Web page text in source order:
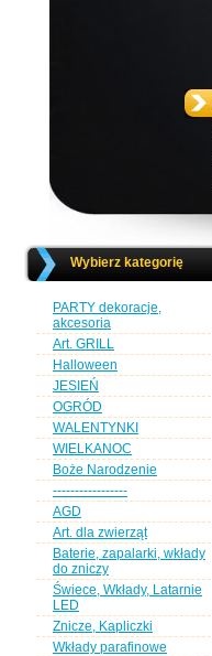
Wybierz kategorię
PARTY dekoracje,
akcesoria
Art. GRILL
Halloween
JESIEŃ
OGRÓD
WALENTYNKI
WIELKANOC
Boże Narodzenie
-----------------
AGD
Art. dla zwierząt
Baterie, zapalarki, wkłady
do zniczy
Świece, Wkłady, Latarnie
LED
Znicze, Kapliczki
Wkłady parafinowe